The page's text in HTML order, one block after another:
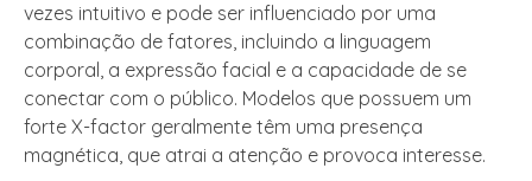
vezes intuitivo e pode ser influenciado por uma
combinação de fatores, incluindo a linguagem
corporal, a expressão facial e a capacidade de se
conectar com o público. Modelos que possuem um
forte X-factor geralmente têm uma presença
magnética, que atrai a atenção e provoca interesse.